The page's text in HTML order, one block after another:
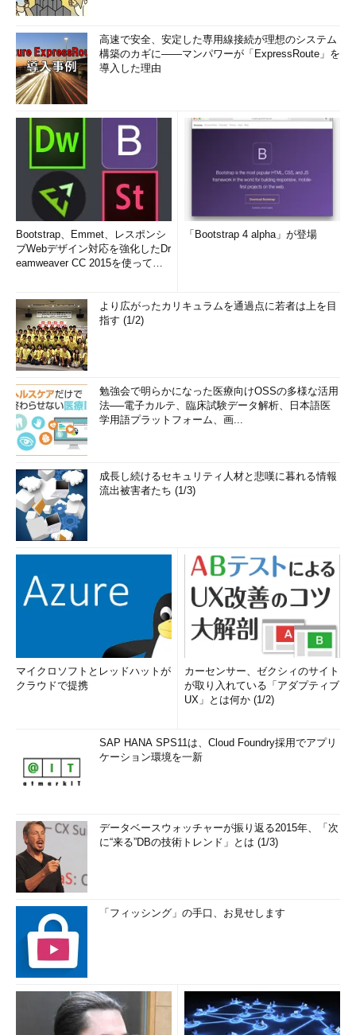
高速で安全、安定した専用線接続が理想のシステム
構築のカギに――マンパワーが「ExpressRoute」を
導入した理由
Bootstrap、Emmet、レスポンシ
ブWebデザイン対応を強化したDr
eamweaver CC 2015を使って
「Bootstrap 4 alpha」が登場
より広がったカリキュラムを通過点に若者は上を目
指す (1/2)
勉強会で明らかになった医療向けOSSの多様な活用
法──電子カルテ、臨床試験データ解析、日本語医
学用語プラットフォーム、画...
成長し続けるセキュリティ人材と悲嘆に暮れる情報
流出被害者たち (1/3)
マイクロソフトとレッドハットが
クラウドで提携
カーセンサー、ゼクシィのサイト
が取り入れている「アダプティブ
UX」とは何か (1/2)
SAP HANA SPS11は、Cloud Foundry採用でアプリ
ケーション環境を一新
データベースウォッチャーが振り返る2015年、「次
に“来る”DBの技術トレンド」とは (1/3)
「フィッシング」の手口、お見せします